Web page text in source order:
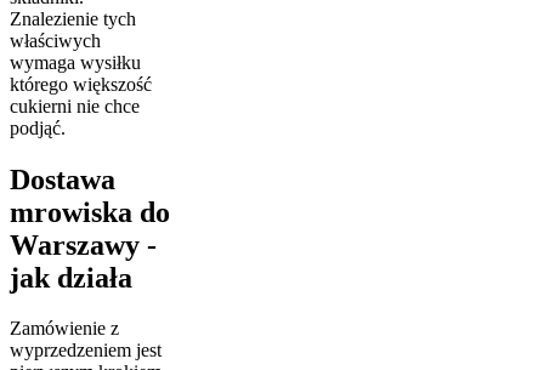
Znalezienie tych
właściwych
wymaga wysiłku
którego większość
cukierni nie chce
podjąć.
Dostawa
mrowiska do
Warszawy -
jak działa
Zamówienie z
wyprzedzeniem jest